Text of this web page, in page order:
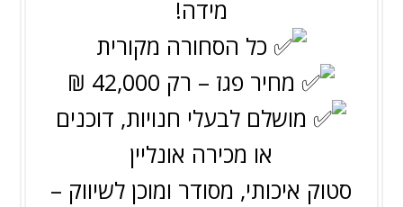
מידה!
כל הסחורה מקורית
מחיר פגז – רק 42,000 ₪
מושלם לבעלי חנויות, דוכנים
או מכירה אונליין
סטוק איכותי, מסודר ומוכן לשיווק –